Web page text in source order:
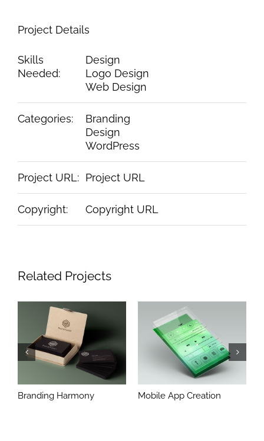
Project Details
Skills
Needed:
Design
Logo Design
Web Design
Categories:
Branding
Design
WordPress
Project URL: Project URL
Copyright: Copyright URL
Related Projects
Branding Harmony Mobile App Creation